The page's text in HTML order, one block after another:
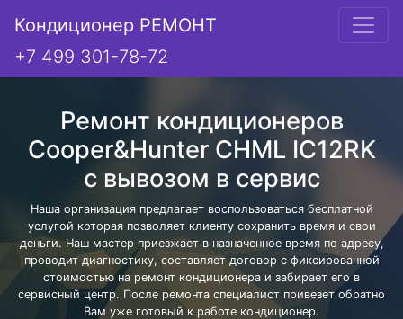
Кондиционер РЕМОНТ
+7 499 301-78-72
Ремонт кондиционеров
Cooper&Hunter CHML IC12RK
с вывозом в сервис
Наша организация предлагает воспользоваться бесплатной
услугой которая позволяет клиенту сохранить время и свои
деньги. Наш мастер приезжает в назначенное время по адресу,
проводит диагностику, составляет договор с фиксированной
стоимостью на ремонт кондиционера и забирает его в
сервисный центр. После ремонта специалист привезет обратно
Вам уже готовый к работе кондиционер.